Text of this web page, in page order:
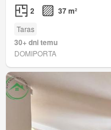
2 37 m²
Taras
30+ dni temu
DOMIPORTA